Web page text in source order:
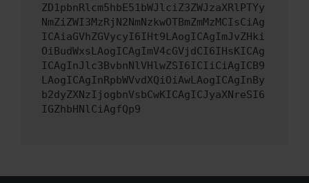
ZD1pbnRlcm5hbE51bWJlciZ3ZWJzaXRlPTYy
NmZiZWI3MzRjN2NmNzkwOTBmZmMzMCIsCiAg
ICAiaGVhZGVycyI6IHt9LAogICAgImJvZHki
OiBudWxsLAogICAgImV4cGVjdCI6IHsKICAg
ICAgInJlc3BvbnNlVHlwZSI6ICIiCiAgICB9
LAogICAgInRpbWVvdXQiOiAwLAogICAgInBy
b2dyZXNzIjogbnVsbCwKICAgICJyaXNreSI6
IGZhbHNlCiAgfQp9